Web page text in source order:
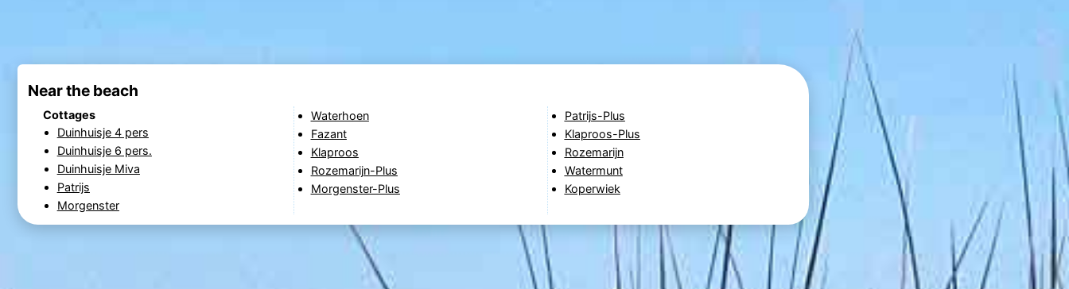
Near the beach
Cottages
Duinhuisje 4 pers
Duinhuisje 6 pers.
Duinhuisje Miva
Patrijs
Morgenster
Waterhoen
Fazant
Klaproos
Rozemarijn-Plus
Morgenster-Plus
Patrijs-Plus
Klaproos-Plus
Rozemarijn
Watermunt
Koperwiek